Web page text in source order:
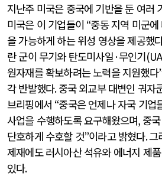
지난주 미국은 중국에 기반을 둔 여러
미국은 이 기업들이 “중동 지역 미군
을 가능하게 하는 위성 영상을 제공했
란 군이 무기와 탄도미사일 ·무인기
원자재를 확보하려는 노력을 지원했다
각 반발했다.중국 외교부 대변인 궈자
브리핑에서 “중국은 언제나 자국 기업
사업을 수행하도록 요구해왔으며, 중
단호하게 수호할 것”이라고 밝혔다.그
제재에도 러시아산 석유와 에너지 제
있다.